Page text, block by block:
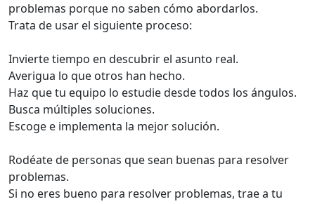
problemas porque no saben cómo abordarlos.
Trata de usar el siguiente proceso:
Invierte tiempo en descubrir el asunto real.
Averigua lo que otros han hecho.
Haz que tu equipo lo estudie desde todos los ángulos.
Busca múltiples soluciones.
Escoge e implementa la mejor solución.
Rodéate de personas que sean buenas para resolver
problemas.
Si no eres bueno para resolver problemas, trae a tu